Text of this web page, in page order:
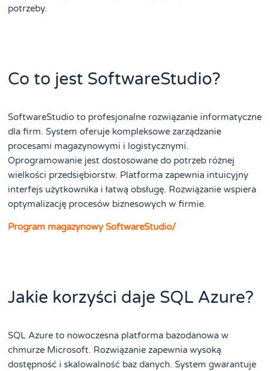
potrzeby.
Co to jest SoftwareStudio?
SoftwareStudio to profesjonalne rozwiązanie informatyczne
dla firm. System oferuje kompleksowe zarządzanie
procesami magazynowymi i logistycznymi.
Oprogramowanie jest dostosowane do potrzeb różnej
wielkości przedsiębiorstw. Platforma zapewnia intuicyjny
interfejs użytkownika i łatwą obsługę. Rozwiązanie wspiera
optymalizację procesów biznesowych w firmie.
Program magazynowy SoftwareStudio/
Jakie korzyści daje SQL Azure?
SQL Azure to nowoczesna platforma bazodanowa w
chmurze Microsoft. Rozwiązanie zapewnia wysoką
dostępność i skalowalność baz danych. System gwarantuje